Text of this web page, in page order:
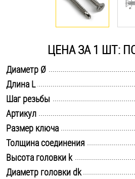
Саморезы и шурупы
Такелаж
Хомуты
Шайбы
Шпильки
Шплинты
ЦЕНА ЗА 1 ШТ:
Диаметр Ø
Длина L
Шаг резьбы
Артикул
Размер ключа
Толщина соединения
Высота головки k
Диаметр головки dk